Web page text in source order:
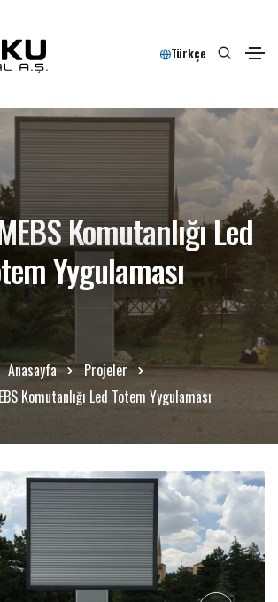
Türkçe
Komutanlığı Led
Yygulaması
Anasayfa
Projeler
Komutanlığı Led Totem Yygulaması